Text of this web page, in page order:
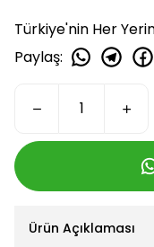
Türkiye'nin Her
Paylaş:
Ürün Açıklaması